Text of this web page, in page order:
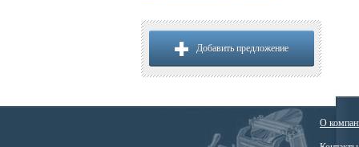
Добавить предложение
О